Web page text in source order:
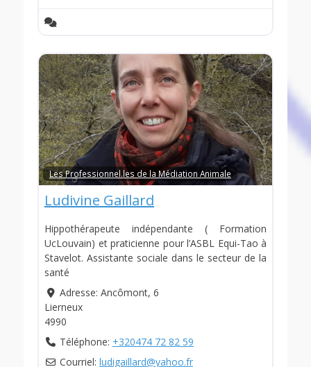
Les Professionnel.les de la Médiation Animale
Ludivine Gaillard
Hippothérapeute indépendante ( Formation
UcLouvain) et praticienne pour l’ASBL Equi-Tao à
Stavelot. Assistante sociale dans le secteur de la
santé
Adresse: Ancômont, 6
Lierneux
4990
Téléphone: +320474 72 82 59
Courriel: ludigaillard@yahoo.fr